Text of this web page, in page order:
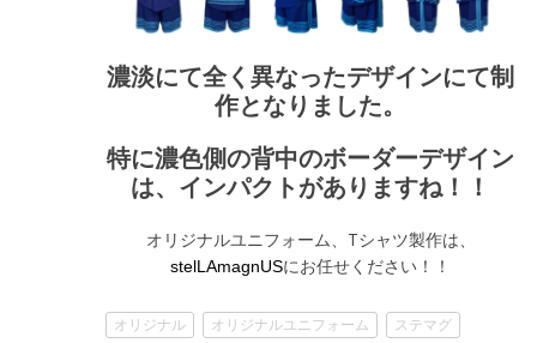
濃淡にて全く異なったデザインにて制
作となりました。
特に濃色側の背中のボーダーデザイン
は、インパクトがありますね！！
オリジナルユニフォーム、Tシャツ製作は、
stelLAmagnUSにお任せください！！
オリジナル オリジナルユニフォーム ステマグ